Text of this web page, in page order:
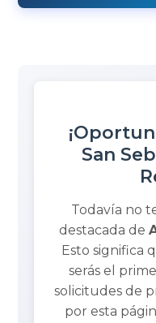
San
Todavía no
destacada de
Esto significa
serás el
solicitudes de
por esta